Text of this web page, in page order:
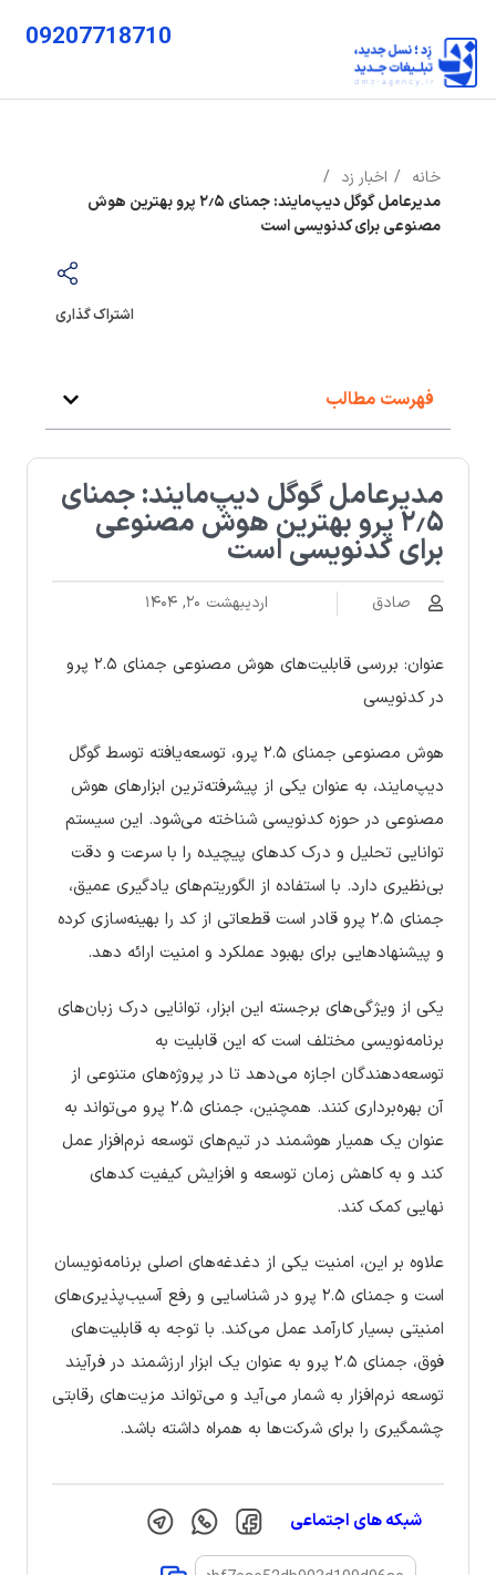
09207718710
خانه
اخبار زد
مدیرعامل گوگل دیپ‌مایند: جمنای ۲٫۵ پرو بهترین هوش
مصنوعی برای کدنویسی است
اشتراک گذاری
فهرست مطالب
مدیرعامل گوگل دیپ‌مایند: جمنای
۲٫۵ پرو بهترین هوش مصنوعی
برای کدنویسی است
صادق اردیبهشت ۲۰, ۱۴۰۴
عنوان: بررسی قابلیت‌های هوش مصنوعی جمنای ۲.۵ پرو
در کدنویسی
هوش مصنوعی جمنای ۲.۵ پرو، توسعه‌یافته توسط گوگل
دیپ‌مایند، به عنوان یکی از پیشرفته‌ترین ابزارهای هوش
مصنوعی در حوزه کدنویسی شناخته می‌شود. این سیستم
توانایی تحلیل و درک کدهای پیچیده‌ را با سرعت و دقت
بی‌نظیری دارد. با استفاده از الگوریتم‌های یادگیری عمیق،
جمنای ۲.۵ پرو قادر است قطعاتی از کد را بهینه‌سازی کرده
و پیشنهادهایی برای بهبود عملکرد و امنیت ارائه دهد.
یکی از ویژگی‌های برجسته این ابزار، توانایی درک زبان‌های
برنامه‌نویسی مختلف است که این قابلیت به
توسعه‌دهندگان اجازه می‌دهد تا در پروژه‌های متنوعی از
آن بهره‌برداری کنند. همچنین، جمنای ۲.۵ پرو می‌تواند به
عنوان یک همیار هوشمند در تیم‌های توسعه نرم‌افزار عمل
کند و به کاهش زمان توسعه و افزایش کیفیت کدهای
نهایی کمک کند.
علاوه بر این، امنیت یکی از دغدغه‌های اصلی برنامه‌نویسان
است و جمنای ۲.۵ پرو در شناسایی و رفع آسیب‌پذیری‌های
امنیتی بسیار کارآمد عمل می‌کند. با توجه به قابلیت‌های
فوق، جمنای ۲.۵ پرو به عنوان یک ابزار ارزشمند در فرآیند
توسعه نرم‌افزار به شمار می‌آید و می‌تواند مزیت‌های رقابتی
چشمگیری را برای شرکت‌ها به همراه داشته باشد.
شبکه های اجتماعی